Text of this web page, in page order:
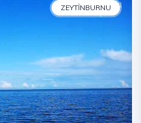
ZEYTINBURNU